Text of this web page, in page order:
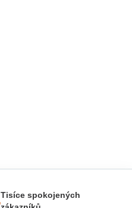
Tisíce spokojených